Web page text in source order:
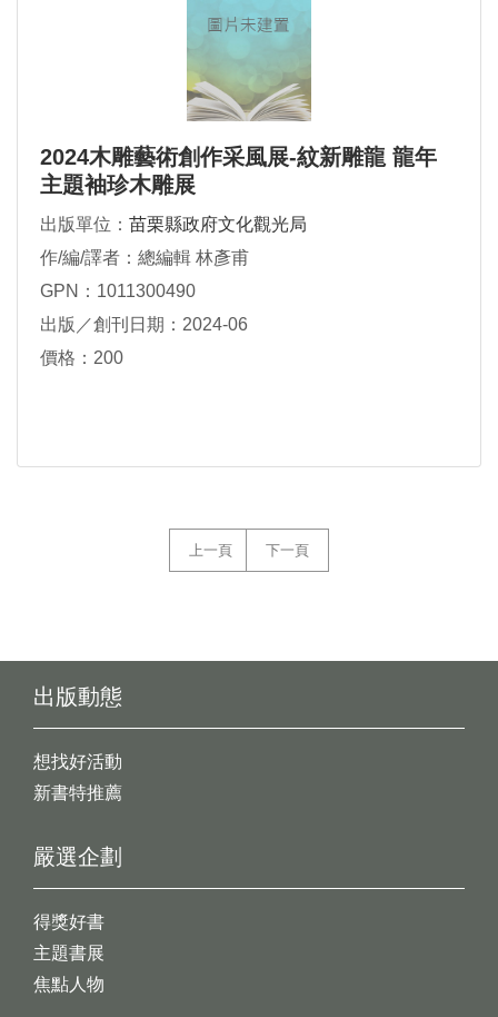
2024木雕藝術創作采風展-紋新雕龍 龍年
主題袖珍木雕展
出版單位： 苗栗縣政府文化觀光局
作/編/譯者：總編輯 林彥甫
GPN：1011300490
出版／創刊日期：2024-06
價格：200
上一頁 下一頁
出版動態
想找好活動
新書特推薦
嚴選企劃
得獎好書
主題書展
焦點人物